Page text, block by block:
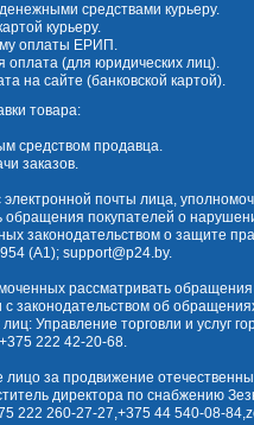
средствами курьеру.
курьеру.
оплаты ЕРИП.
оплата (для юридических лиц).
на сайте (банковской картой).
товара:
средством продавца.
заказов.
почты лица,
обращения покупателей о
законодательством о защите
(А1); support@p24.by.
рассматривать обращения
с законодательством об
Управление торговли и услуг
+375 222 42-20-68.
лицо за продвижение
директора по снабжению
222 260-27-27,+375 44 540-08-84,